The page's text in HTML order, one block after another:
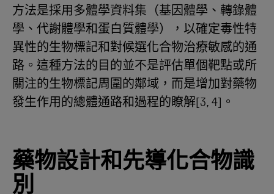
方法是採用多體學資料集（基因體學、轉錄體
學、代謝體學和蛋白質體學），以確定毒性特
異性的生物標記和對候選化合物治療敏感的通
路。這種方法的目的並不是評估單個靶點或所
關注的生物標記周圍的鄰域，而是增加對藥物
發生作用的總體通路和過程的瞭解[3, 4]。
藥物設計和先導化合物識
別